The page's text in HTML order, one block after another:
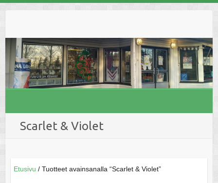
Scarlet & Violet
Etusivu / Tuotteet avainsanalla “Scarlet & Violet”